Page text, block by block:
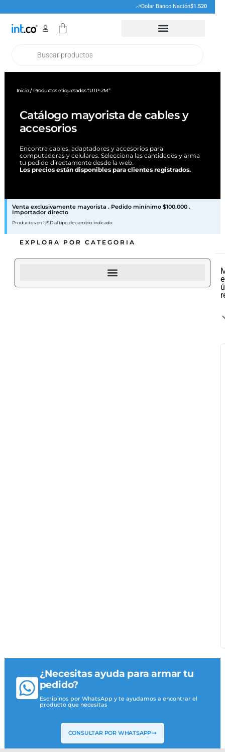
contenido
Dolar Banco Nación$1.520
Cart
Inicio/ Productos etiquetados “UTP-2M”
Catálogo mayorista de cables y
accesorios
Encontra cables, adaptadores y accesorios para
computadoras y celulares. Selecciona las cantidades y arma
tu pedido directamente desde la web.
Los precios están disponibles para clientes registrados.
Venta exclusivamente mayorista . Pedido minínimo $100.000 .
Importador directo
Productos en USD al tipo de cambio indicado
EXPLORA POR CATEGORIA
¿Necesitas ayuda para armar tu
pedido?
Escribinos por WhatsApp y te ayudamos a encontrar el
producto que necesitas
CONSULTAR POR WHATSAPP